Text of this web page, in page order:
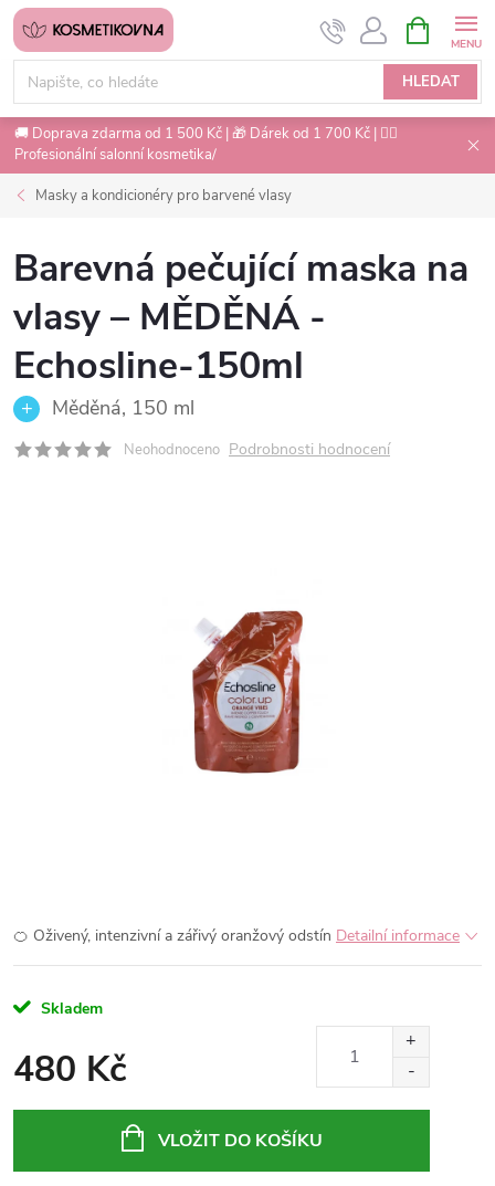
Přejít
obsah
HLEDAT
NÁKUPNÍ
KOŠÍK
🚚 Doprava zdarma od 1 500 Kč | 🎁 Dárek od 1 700 Kč | 💇‍♀️
Profesionální salonní kosmetika/
Masky a kondicionéry pro barvené vlasy
Barevná pečující maska na
vlasy – MĚDĚNÁ -
Echosline-150ml
Měděná, 150 ml
Neohodnoceno Podrobnosti hodnocení
🍊 Oživený, intenzivní a zářivý oranžový odstín Detailní informace
Skladem
480 Kč
VLOŽIT DO KOŠÍKU